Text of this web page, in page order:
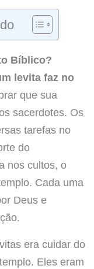
Bíblico?
levita faz no
que sua
sacerdotes. Os
tarefas no
do
nos cultos, o
Cada uma
Deus e
era cuidar do
Eles eram